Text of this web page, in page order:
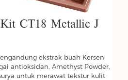
Kit CT18 Metallic J
ekstrak buah Kersen
antioksidan, Amethyst Powder,
untuk merawat tekstur kulit